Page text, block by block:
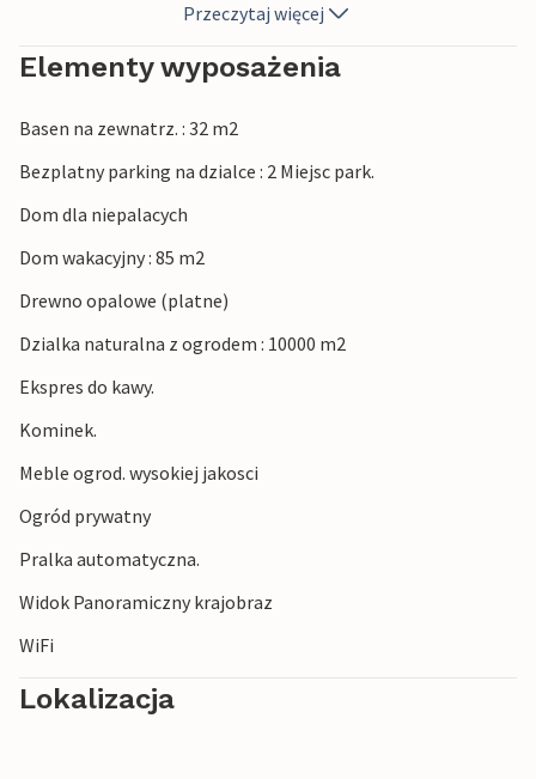
wyłączyć się z codziennego życia i całkowicie poddać się
spokojnemu rytmowi otoczenia.
wioskach, wybierz się na wędrówkę po lasach, łąkach i
górach i zakochaj się w Toskanii, która jako
Castiglion Fiorentino, oddalone o zaledwie 10 kilometrów,
jest zdecydowanie warte odwiedzenia.
Z pewnością długo i z przyjemnością będziecie wspominać
czas spędzony w tym zapraszającym domu.
Przeczytaj więcej
Elementy wyposażenia
Basen na zewnatrz. : 32 m2
Bezplatny parking na dzialce : 2 Miejsc park.
Dom dla niepalacych
Dom wakacyjny : 85 m2
Drewno opalowe (platne)
Dzialka naturalna z ogrodem : 10000 m2
Ekspres do kawy.
Kominek.
Meble ogrod. wysokiej jakosci
Ogród prywatny
Pralka automatyczna.
Widok Panoramiczny krajobraz
WiFi
Lokalizacja